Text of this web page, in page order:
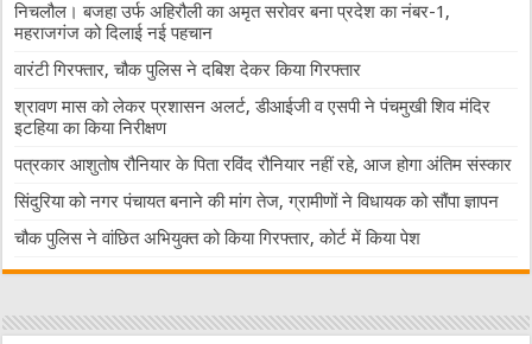
निचलौल। बजहा उर्फ अहिरौली का अमृत सरोवर बना प्रदेश का नंबर-1,
महराजगंज को दिलाई नई पहचान
वारंटी गिरफ्तार, चौक पुलिस ने दबिश देकर किया गिरफ्तार
श्रावण मास को लेकर प्रशासन अलर्ट, डीआईजी व एसपी ने पंचमुखी शिव मंदिर
इटहिया का किया निरीक्षण
पत्रकार आशुतोष रौनियार के पिता रविंद रौनियार नहीं रहे, आज होगा अंतिम संस्कार
सिंदुरिया को नगर पंचायत बनाने की मांग तेज, ग्रामीणों ने विधायक को सौंपा ज्ञापन
चौक पुलिस ने वांछित अभियुक्त को किया गिरफ्तार, कोर्ट में किया पेश